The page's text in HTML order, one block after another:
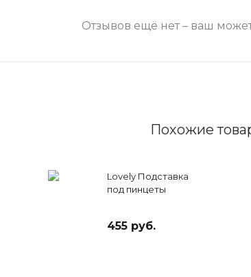
Отзывов ещё нет – ваш
Похожие
Lovely Подставка
под пинцеты
455 руб.